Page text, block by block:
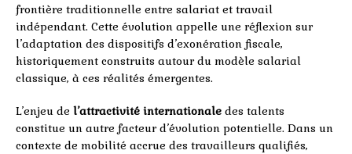
frontière traditionnelle entre salariat et travail
indépendant. Cette évolution appelle une réflexion sur
l’adaptation des dispositifs d’exonération fiscale,
historiquement construits autour du modèle salarial
classique, à ces réalités émergentes.
L’enjeu de l’attractivité internationale des talents
constitue un autre facteur d’évolution potentielle. Dans un
contexte de mobilité accrue des travailleurs qualifiés,